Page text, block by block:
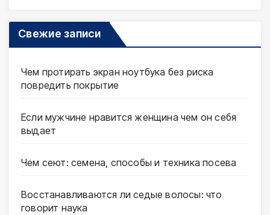
Свежие записи
Чем протирать экран ноутбука без риска
повредить покрытие
Если мужчине нравится женщина чем он себя
выдает
Чем сеют: семена, способы и техника посева
Восстанавливаются ли седые волосы: что
говорит наука